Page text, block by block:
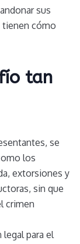
sus
tienen cómo
tan
se
los
extorsiones y
sin que
crimen
para el